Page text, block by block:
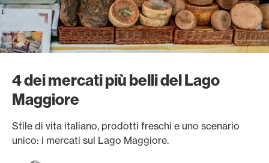
4 dei mercati più belli del Lago
Maggiore
Stile di vita italiano, prodotti freschi e uno scenario
unico: i mercati sul Lago Maggiore.